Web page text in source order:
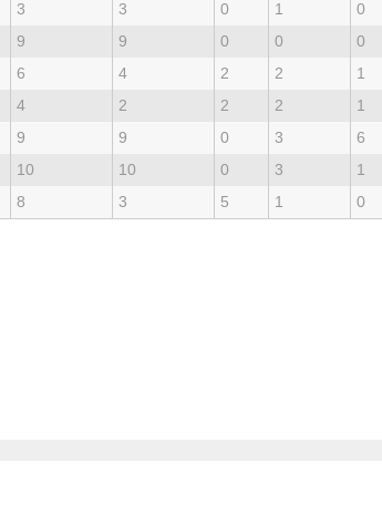
3 3 0 1
0
9 9 0 0
0
6 4 2 2
1
4 2 2 2
1
9 9 0 3
6
10 10 0 3
1
8 3 5 1 0